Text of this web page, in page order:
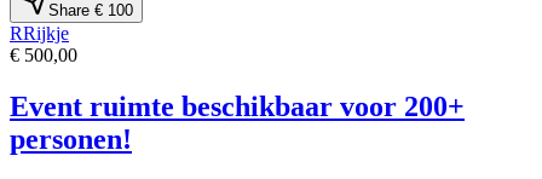
Share € 100
RRijkje
€ 500,00
Event ruimte beschikbaar voor 200+
personen!